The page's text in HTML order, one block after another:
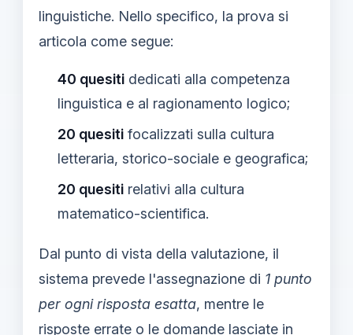
linguistiche. Nello specifico, la prova si
articola come segue:
40 quesiti dedicati alla competenza
linguistica e al ragionamento logico;
20 quesiti focalizzati sulla cultura
letteraria, storico-sociale e geografica;
20 quesiti relativi alla cultura
matematico-scientifica.
Dal punto di vista della valutazione, il
sistema prevede l'assegnazione di 1 punto
per ogni risposta esatta, mentre le
risposte errate o le domande lasciate in